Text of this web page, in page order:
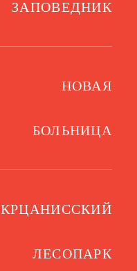
ЗАПОВЕДНИК
НОВАЯ
БОЛЬНИЦА
КРЦАНИССКИЙ
ЛЕСОПАРК